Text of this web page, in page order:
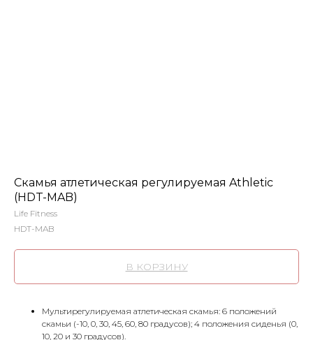
Скамья атлетическая регулируемая Athletic
(HDT-MAB)
Life Fitness
HDT-MAB
В КОРЗИНУ
Мультирегулируемая атлетическая скамья: 6 положений
скамьи (-10, 0, 30, 45, 60, 80 градусов); 4 положения сиденья (0,
10, 20 и 30 градусов).